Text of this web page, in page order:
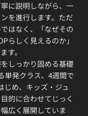
に説明しながら、一
を進行します。ただ
はなく、「なぜその
らしく見えるのか」
す。
しっかり固める基礎
単発クラス、4週間で
じめ、キッズ・ジュ
的に合わせてじっく
広く展開していま